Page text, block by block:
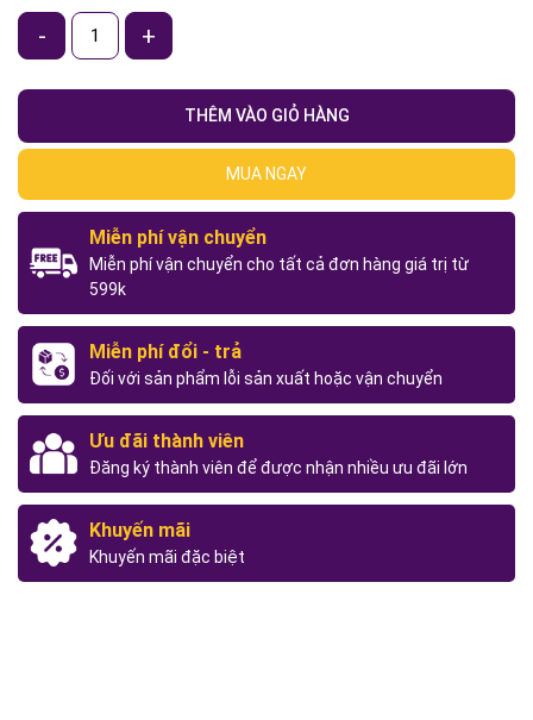
- +
THÊM VÀO GIỎ HÀNG
MUA NGAY
Miễn phí vận chuyển
Miễn phí vận chuyển cho tất cả đơn hàng giá trị từ
599k
Miễn phí đổi - trả
Đối với sản phẩm lỗi sản xuất hoặc vận chuyển
Ưu đãi thành viên
Đăng ký thành viên để được nhận nhiều ưu đãi lớn
Khuyến mãi
Khuyến mãi đặc biệt